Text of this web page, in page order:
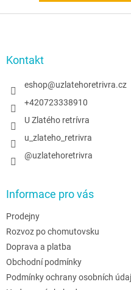
Kontakt
eshop@uzlatehoretrivra.cz
+420723338910
U Zlatého retrívra
u_zlateho_retrivra
@uzlatehoretrivra
Informace pro vás
Prodejny
Rozvoz po chomutovsku
Doprava a platba
Obchodní podmínky
Podmínky ochrany osobních